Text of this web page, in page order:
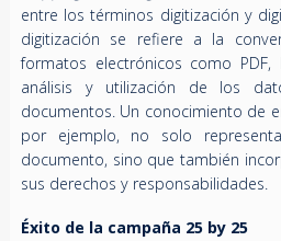
entre los términos digitización y
digitización se refiere a la
formatos electrónicos como
análisis y utilización de los
documentos. Un conocimiento de
por ejemplo, no solo
documento, sino que también
sus derechos y responsabilidades.
Éxito de la campaña 25 by 25